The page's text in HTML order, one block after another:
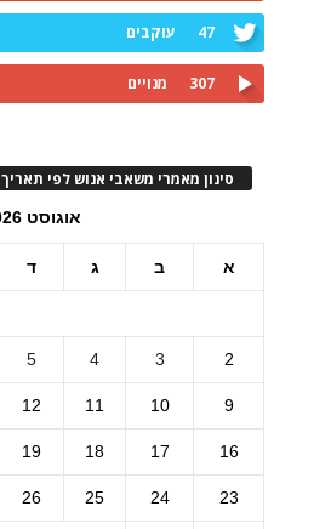
47 עוקבים
307 מנויים
סינון מאמרי משאבי אנוש לפי תאריך
אוגוסט 2026
א ב ג ד
2
3
4
5
9
10
11
12
16
17
18
19
23
24
25
26